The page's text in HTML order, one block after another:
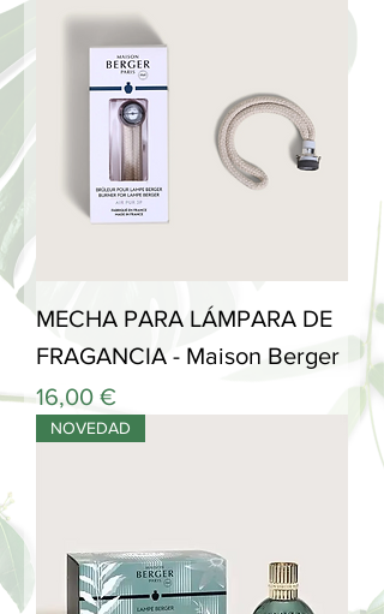
MECHA PARA LÁMPARA DE
FRAGANCIA - Maison Berger
Precio
16,00 €
NOVEDAD